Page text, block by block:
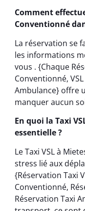
Comment
Conventionné
La réservation se
les informations
vous . {Chaque
Conventionné,
Ambulance} offre
manquer aucun
En quoi la Taxi
essentielle ?
Le Taxi VSL à
stress lié aux
{Réservation Taxi
Conventionné,
Réservation Taxi